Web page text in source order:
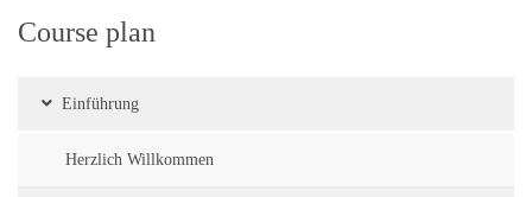
Course plan
Einführung
Herzlich Willkommen